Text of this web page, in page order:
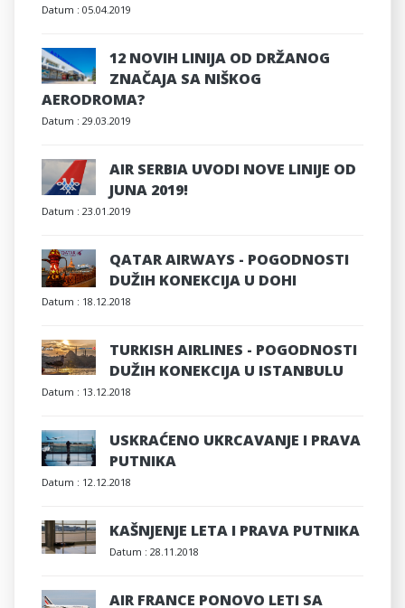
Datum : 05.04.2019
12 NOVIH LINIJA OD DRŽANOG
ZNAČAJA SA NIŠKOG
AERODROMA?
Datum : 29.03.2019
AIR SERBIA UVODI NOVE LINIJE OD
JUNA 2019!
Datum : 23.01.2019
QATAR AIRWAYS - POGODNOSTI
DUŽIH KONEKCIJA U DOHI
Datum : 18.12.2018
TURKISH AIRLINES - POGODNOSTI
DUŽIH KONEKCIJA U ISTANBULU
Datum : 13.12.2018
USKRAĆENO UKRCAVANJE I PRAVA
PUTNIKA
Datum : 12.12.2018
KAŠNJENJE LETA I PRAVA PUTNIKA
Datum : 28.11.2018
AIR FRANCE PONOVO LETI SA